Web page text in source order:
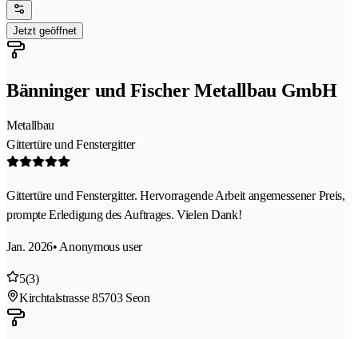
Jetzt geöffnet
Bänninger und Fischer Metallbau GmbH
Metallbau
Gittertüre und Fenstergitter
Gittertüre und Fenstergitter. Hervorragende Arbeit angemessener Preis,
prompte Erledigung des Auftrages. Vielen Dank!
Jan. 2026• Anonymous user
5(3)
Kirchtalstrasse 85703 Seon